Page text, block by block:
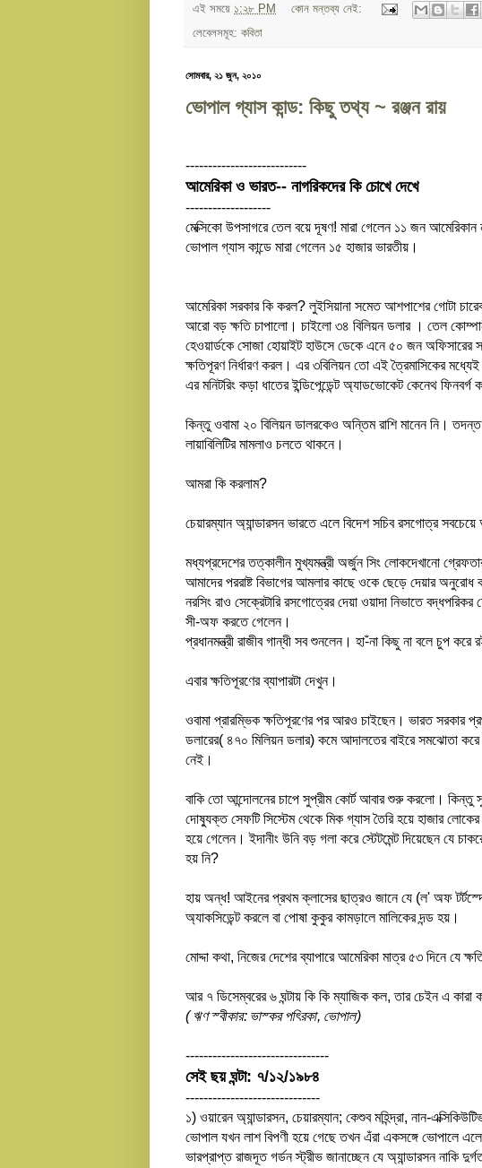
এই সময়ে ১:২৮ PM
কোন মন্তব্য নেই:
লেবেলসমূহ: কবিতা
সোমবার, ২১ জুন, ২০১০
ভোপাল গ্যাস কান্ড: কিছু তথ্য ~ রঞ্জন রায়
---------------------------
আমেরিকা ও ভারত-- নাগরিকদের কি চোখে দেখে
-------------------
মেক্সিকো উপসাগরে তেল বয়ে দূষণ! মারা গেলেন ১১ জন আমেরিকান
ভোপাল গ্যাস কান্ডে মারা গেলেন ১৫ হাজার ভারতীয়।
আমেরিকা সরকার কি করল? লুইসিয়ানা সমেত আশপাশের গোটা
আরো বড় ক্ষতি চাপালো। চাইলো ৩৪ বিলিয়ন ডলার । তেল কোম্পানী
হেওয়ার্ডকে সোজা হোয়াইট হাউসে ডেকে এনে ৫০ জন অফিসারের
ক্ষতিপূরণ নির্ধারণ করল। এর ৩বিলিয়ন তো এই ত্রৈমাসিকের
এর মনিটরিং কড়া ধাতের ইন্ডিপেন্ডেন্ট অ্যাডভোকেট কেনেথ
কিন্তু ওবামা ২০ বিলিয়ন ডালরকেও অন্তিম রাশি মানেন নি।
লায়াবিলিটির মামলাও চলতে থাকনে।
আমরা কি করলাম?
চেয়ারম্যান অ্যান্ডারসন ভারতে এলে বিদেশ সচিব রসগোত্র সবচেয়ে
মধ্যপ্রদেশের তত্কালীন মুখ্যমন্ত্রী অর্জুন সিং লোকদেখানো
আমাদের পররাষ্ট বিভাগের আমলার কাছে ওকে ছেড়ে দেয়ার
নরসিং রাও সেক্রেটারি রসগোত্রের দেয়া ওয়াদা নিভাতে
সী-অফ করতে গেলেন।
প্রধানমন্ত্রী রাজীব গান্ধী সব শুনলেন। হা-ঁনা কিছু না বলে চুপ করে
এবার ক্ষতিপূরণের ব্যাপারটা দেখুন।
ওবামা প্রারম্ভিক ক্ষতিপূরণের পর আরও চাইছেন। ভারত সরকার
ডলারের( ৪৭০ মিলিয়ন ডলার) কমে আদালতের বাইরে সমঝোতা
নেই।
বাকি তো আন্দোলনের চাপে সুপ্রীম কোর্ট আবার শুরু করলো। কিন্তু
দোষ্যুক্ত সেফটি সিস্টেম থেকে মিক গ্যাস তৈরি হয়ে হাজার লোকের
হয়ে গেলেন। ইদানীং উনি বড় গলা করে স্টেটমেন্ট দিয়েছেন যে
হয় নি?
হায় অন্ধ! আইনের প্রথম ক্লাসের ছাত্রও জানে যে (ল' অফ
অ্যাকসিডেন্ট করলে বা পোষা কুকুর কামড়ালে মালিকের দন্ড হয়।
মোদ্দা কথা, নিজের দেশের ব্যাপারে আমেরিকা মাত্র ৫৩ দিনে
আর ৭ ডিসেম্বরের ৬ ঘন্টায় কি কি ম্যাজিক কল, তার চেইন এ কারা
( ঋণ স্বীকার: ভাস্কর পত্রিকা, ভোপাল)
--------------------------------
সেই ছয় ঘন্টা: ৭/১২/১৯৮৪
------------------------------
১) ওয়ারেন অ্যান্ডারসন, চেয়ারম্যান; কেশুব মহিন্দ্রা, নান-
ভোপাল যখন লাশ বিপণী হয়ে গেছে তখন এঁরা একসঙ্গে ভোপালে
ভারপ্রাপ্ত রাজদূত গর্ডন স্ট্রীভ জানাচ্ছেন যে অ্যান্ডারসন